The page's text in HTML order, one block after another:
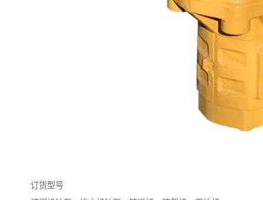
订货型号